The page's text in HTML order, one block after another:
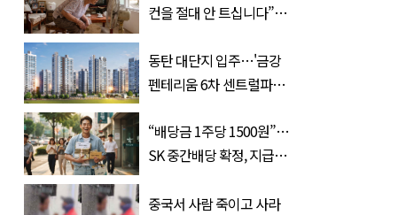
컨을 절대 안 트십니다”…
동탄 대단지 입주…'금강
펜테리움 6차 센트럴파크'
는?
“배당금 1주당 1500원”…
SK 중간배당 확정, 지급일
중국서 사람 죽이고 사라